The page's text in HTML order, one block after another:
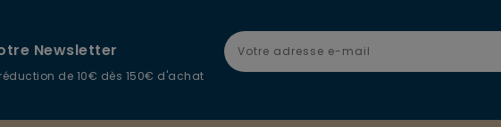
Newsletter
de 10€ dès 150€ d'achat